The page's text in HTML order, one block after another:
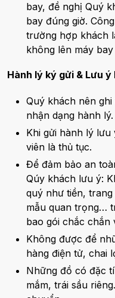
bay, đề nghị Quý
bay đúng giờ.
trường hợp khách
không lên máy
Hành lý ký gửi & Lưu
Quý khách nên
nhận dạng hành lý.
Khi gửi hành lý
viên là thủ tục.
Để đảm bảo an
Qúy khách lưu ý:
quý như tiền,
mẫu quan trọng…
bao gói chắc chắn
Không được để
hàng điện tử, chai
Những đồ có đặc
mắm, trái sầu